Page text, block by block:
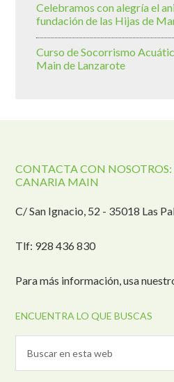
Celebramos con alegría el
fundación de las Hijas de
Curso de Socorrismo
Main de Lanzarote
CONTACTA CON
CANARIA MAIN
C/ San Ignacio, 52 - 35018 Las
Tlf: 928 436 830
Para más información, usa
ENCUENTRA LO QUE BUSCAS